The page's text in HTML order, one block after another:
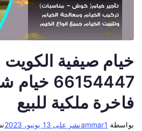
خيام صيفية الكويت
66154447
فاخرة ملكية للبيع
بواسطة ammar1نشر على 13 يونيو، 2023